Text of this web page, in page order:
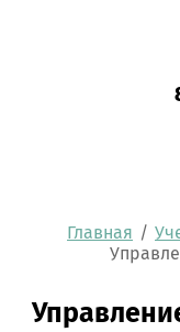
Главная /